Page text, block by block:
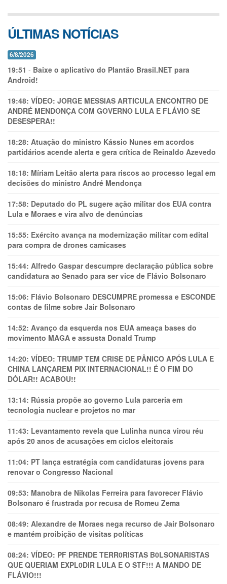
ÚLTIMAS NOTÍCIAS
6/8/2026
19:51 - Baixe o aplicativo do Plantão Brasil.NET para
Android!
19:48: VÍDEO: JORGE MESSIAS ARTICULA ENCONTRO DE
ANDRÉ MENDONÇA COM GOVERNO LULA E FLÁVIO SE
DESESPERA!!
18:28: Atuação do ministro Kássio Nunes em acordos
partidários acende alerta e gera crítica de Reinaldo Azevedo
18:18: Míriam Leitão alerta para riscos ao processo legal em
decisões do ministro André Mendonça
17:58: Deputado do PL sugere ação militar dos EUA contra
Lula e Moraes e vira alvo de denúncias
15:55: Exército avança na modernização militar com edital
para compra de drones camicases
15:44: Alfredo Gaspar descumpre declaração pública sobre
candidatura ao Senado para ser vice de Flávio Bolsonaro
15:06: Flávio Bolsonaro DESCUMPRE promessa e ESCONDE
contas de filme sobre Jair Bolsonaro
14:52: Avanço da esquerda nos EUA ameaça bases do
movimento MAGA e assusta Donald Trump
14:20: VÍDEO: TRUMP TEM CRlSE DE PÂNlCO APÓS LULA E
CHINA LANÇAREM PIX INTERNACIONAL!! É O FIM DO
DÓLAR!! ACABOU!!
13:14: Rússia propõe ao governo Lula parceria em
tecnologia nuclear e projetos no mar
11:43: Levantamento revela que Lulinha nunca virou réu
após 20 anos de acusações em ciclos eleitorais
11:04: PT lança estratégia com candidaturas jovens para
renovar o Congresso Nacional
09:53: Manobra de Nikolas Ferreira para favorecer Flávio
Bolsonaro é frustrada por recusa de Romeu Zema
08:49: Alexandre de Moraes nega recurso de Jair Bolsonaro
e mantém proibição de visitas políticas
08:24: VÍDEO: PF PRENDE TERR0RlSTAS B0LSONARlSTAS
QUE QUERIAM EXPL0DlR LULA E O STF!!! A MANDO DE
FLÁVIO!!!